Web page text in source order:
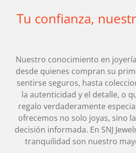
Tu confianza,
Nuestro conocimiento en
desde quienes compran su
sentirse seguros, hasta
la autenticidad y el detalle, o
regalo verdaderamente
ofrecemos no solo joyas, sino
decisión informada. En SNJ
tranquilidad son nuestro